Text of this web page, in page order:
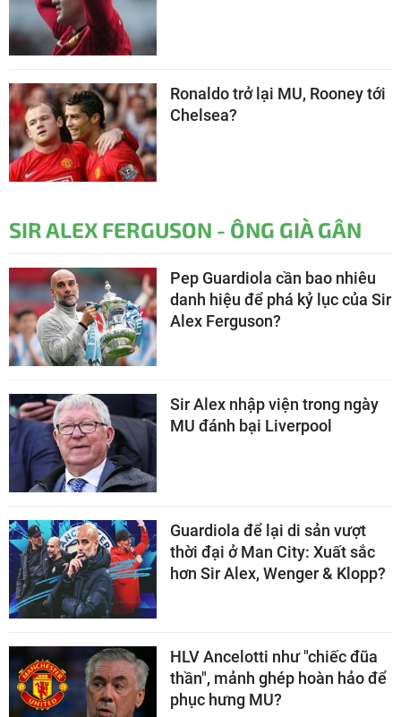
Ronaldo trở lại MU, Rooney tới
Chelsea?
SIR ALEX FERGUSON - ÔNG GIÀ GÂN
Pep Guardiola cần bao nhiêu
danh hiệu để phá kỷ lục của Sir
Alex Ferguson?
Sir Alex nhập viện trong ngày
MU đánh bại Liverpool
Guardiola để lại di sản vượt
thời đại ở Man City: Xuất sắc
hơn Sir Alex, Wenger & Klopp?
HLV Ancelotti như "chiếc đũa
thần", mảnh ghép hoàn hảo để
phục hưng MU?